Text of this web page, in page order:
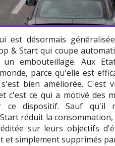
est désormais
& Start qui coupe
embouteillage. Aux
parce qu'elle est
bien améliorée. C'est
c'est ce qui a motivé des
ce dispositif. Sauf qu'il
réduit la
sur leurs objectifs
et simplement supprimés